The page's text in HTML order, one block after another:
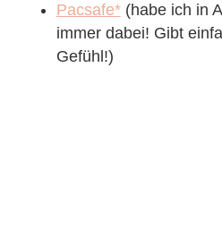
Pacsafe*(habe ich in
immer dabei! Gibt
Gefühl!)